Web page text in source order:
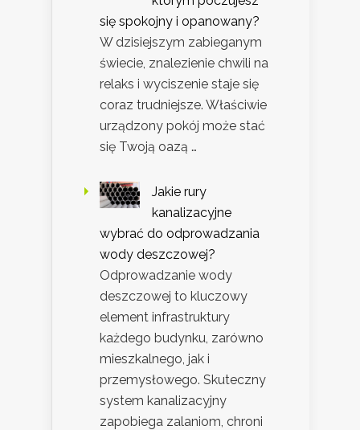
się spokojny i opanowany?
W dzisiejszym zabieganym
świecie, znalezienie chwili na
relaks i wyciszenie staje się
coraz trudniejsze. Właściwie
urządzony pokój może stać
się Twoją oazą …
Jakie rury
kanalizacyjne
wybrać do odprowadzania
wody deszczowej?
Odprowadzanie wody
deszczowej to kluczowy
element infrastruktury
każdego budynku, zarówno
mieszkalnego, jak i
przemysłowego. Skuteczny
system kanalizacyjny
zapobiega zalaniom, chroni